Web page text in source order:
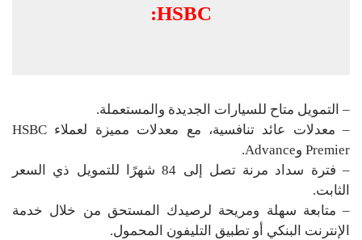
HSBC:
– التمويل متاح للسيارات الجديدة والمستعملة.
– معدلات عائد تنافسية، مع معدلات مميزة لعملاء HSBC
Premier وAdvance.
– فترة سداد مرنة تصل إلى 84 شهرًا للتمويل ذي السعر
الثابت.
– متابعة سهلة ومريحة لرصيدك المستحق من خلال خدمة
الإنترنت البنكي أو تطبيق التليفون المحمول.